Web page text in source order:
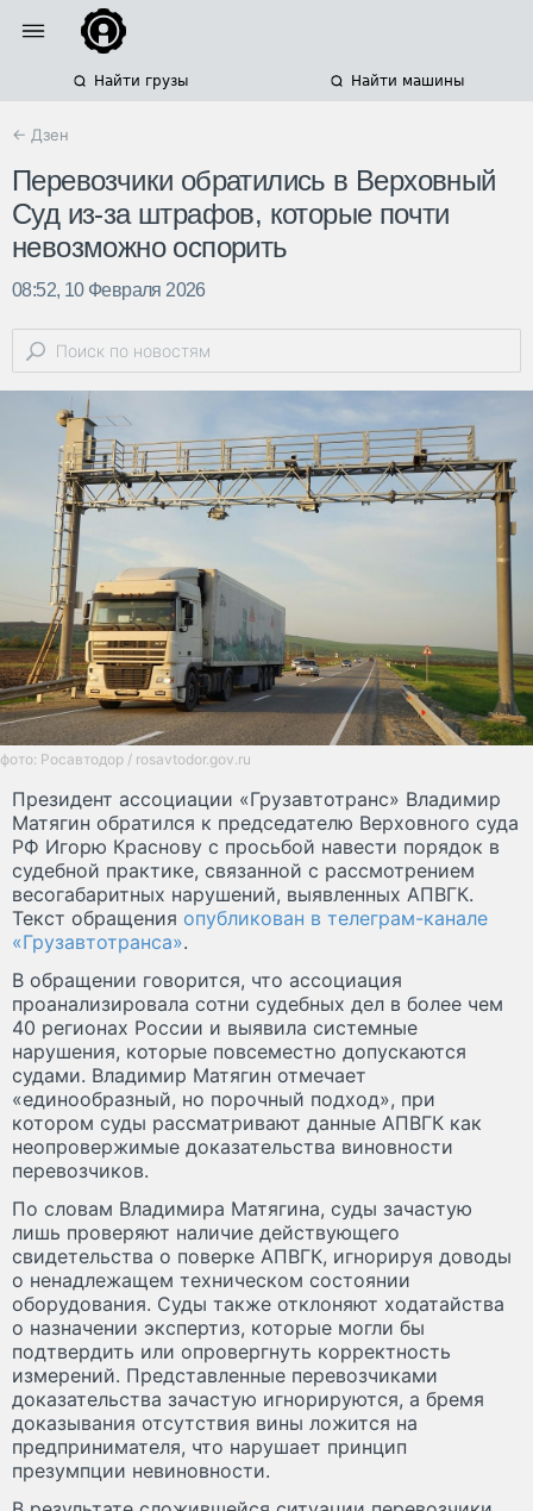
Найти грузы Найти машины
← Дзен
Перевозчики обратились в Верховный
Суд из-за штрафов, которые почти
невозможно оспорить
08:52, 10 Февраля 2026
фото: Росавтодор / rosavtodor.gov.ru
Президент ассоциации «Грузавтотранс» Владимир
Матягин обратился к председателю Верховного суда
РФ Игорю Краснову с просьбой навести порядок в
судебной практике, связанной с рассмотрением
весогабаритных нарушений, выявленных АПВГК.
Текст обращения опубликован в телеграм-канале
«Грузавтотранса».
В обращении говорится, что ассоциация
проанализировала сотни судебных дел в более чем
40 регионах России и выявила системные
нарушения, которые повсеместно допускаются
судами. Владимир Матягин отмечает
«единообразный, но порочный подход», при
котором суды рассматривают данные АПВГК как
неопровержимые доказательства виновности
перевозчиков.
По словам Владимира Матягина, суды зачастую
лишь проверяют наличие действующего
свидетельства о поверке АПВГК, игнорируя доводы
о ненадлежащем техническом состоянии
оборудования. Суды также отклоняют ходатайства
о назначении экспертиз, которые могли бы
подтвердить или опровергнуть корректность
измерений. Представленные перевозчиками
доказательства зачастую игнорируются, а бремя
доказывания отсутствия вины ложится на
предпринимателя, что нарушает принцип
презумпции невиновности.